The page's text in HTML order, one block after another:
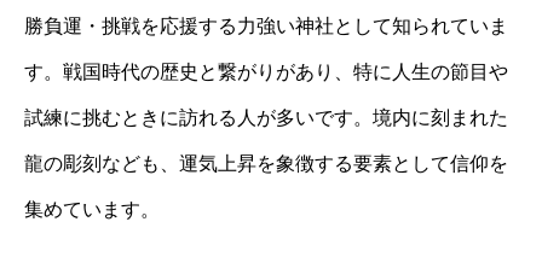
勝負運・挑戦を応援する力強い神社として知られていま
す。戦国時代の歴史と繋がりがあり、特に人生の節目や
試練に挑むときに訪れる人が多いです。境内に刻まれた
龍の彫刻なども、運気上昇を象徴する要素として信仰を
集めています。